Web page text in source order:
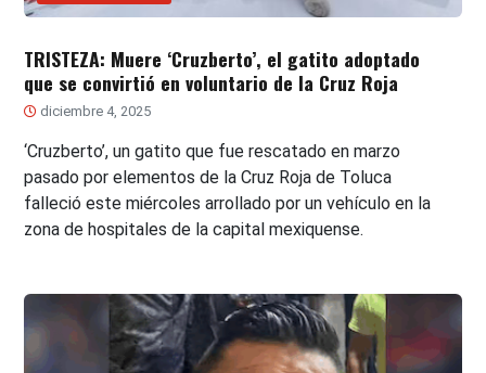
TRISTEZA: Muere ‘Cruzberto’, el gatito adoptado
que se convirtió en voluntario de la Cruz Roja
diciembre 4, 2025
‘Cruzberto’, un gatito que fue rescatado en marzo
pasado por elementos de la Cruz Roja de Toluca
falleció este miércoles arrollado por un vehículo en la
zona de hospitales de la capital mexiquense.